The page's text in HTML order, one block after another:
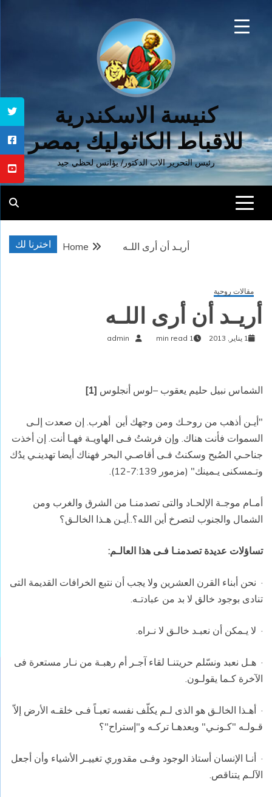
كنيسة الاسكندرية
للاقباط الكاثوليك بمصر
رئيس التحرير الاب الدكتور/ يؤانس لحظي جيد
اخترنا لك Home أريـد أن أرى اللـه
مقالات روحية
أريـد أن أرى اللـه
1 يناير, 2013 1 min read
admin
الشماس نبيل حليم يعقوب –لوس أنجلوس [1]
"أيـن أذهب من روحـك ومن وجهك أين أهرب. إن صعدت إلـى
السموات فأنت هناك. وإن فرشتُ فـى الهاويـة فهـا أنت. إن أخذت
جناحـي الصُبح وسكنتُ فـى أقاصـي البحر فهناك أيضا تهدينـي يدُك
وتـمسكنى يـمينك" (مزمور 7:139-12).
أمـام موجـة الإلحـاد والتى تصدمنـا من الشرق والغرب ومن
الشمال والجنوب لتصرخ أين الله؟..أيـن هـذا الخالـق؟
تساؤلات عديدة تصدمنـا فـى هذا العالـم:
· نحن أبناء القرن العشرين ولا يجب أن نتبع الخرافات القديمة التى
تنادى بوجود خالق لا بد من عبادتـه.
· لا يـمكن أن نعبـد خالـق لا نـراه.
· هـل نعبد ونسّلم حريتنـا لقاء آجـر أم رهبـة من نـار مستعرة فى
الآخرة كـما يقولـون.
· أهـذا الخالـق هو الذى لـم يكلّف نفسه تعبـاً فـى خلقـه الأرض إلاّ
قـولـه "كـونـي" وبعدهـا تركـه و"إستراح"؟
· أنـا الإنسان أستاذ الوجود وفـى مقدوري تغييـر الأشياء وأن أجعل
الآلـم يتناقص.